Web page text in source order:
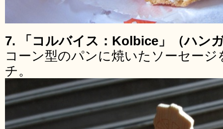
7. 「コルバイス：Kolbice」（ハン
コーン型のパンに焼いたソーセー
チ。